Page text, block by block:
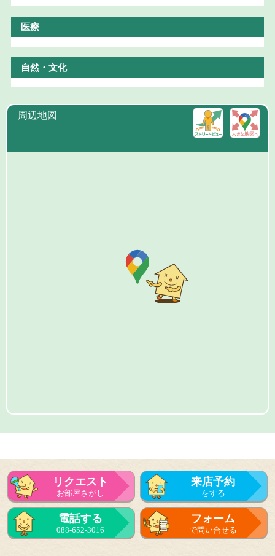
医療
自然・文化
周辺地図
リクエスト
お部屋さがし
来店予約
をする
電話する
088-652-3016
フォーム
で問い合せる